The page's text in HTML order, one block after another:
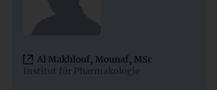
Al Makhlouf, Mounaf, MSc
Institut für Pharmakologie